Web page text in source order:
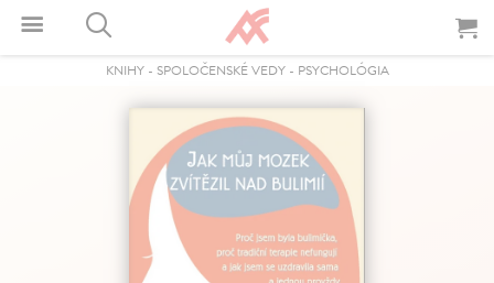
KNIHY- SPOLOČENSKÉ VEDY- PSYCHOLÓGIA